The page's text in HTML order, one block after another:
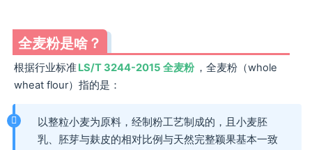
全麦粉是啥？
根据行业标准LS/T 3244-2015 全麦粉 ，全麦粉（whole
wheat flour）指的是：
以整粒小麦为原料，经制粉工艺制成的，且小麦胚
乳、胚芽与麸皮的相对比例与天然完整颖果基本一致